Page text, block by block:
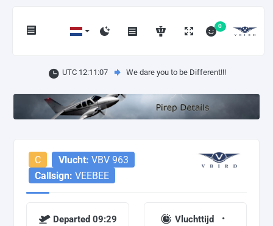
0
UTC 12:11:07 We dare you to be Different!!!
C Vlucht: VBV 963
Callsign: VEEBEE
Departed 09:29
Vluchttijd